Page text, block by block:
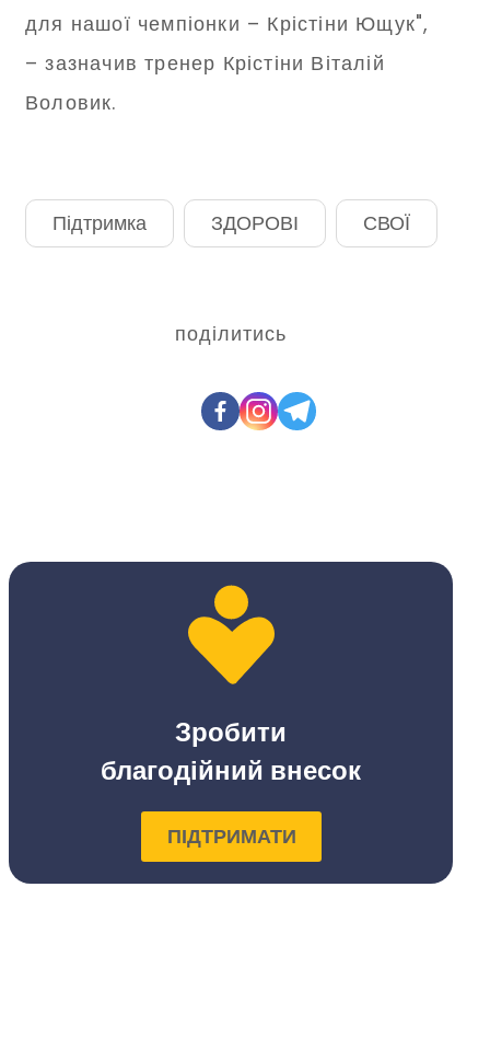
для нашої чемпіонки – Крістіни Ющук",
– зазначив тренер Крістіни Віталій
Воловик.
Підтримка ЗДОРОВІ СВОЇ
поділитись
Зробити
благодійний внесок
ПІДТРИМАТИ